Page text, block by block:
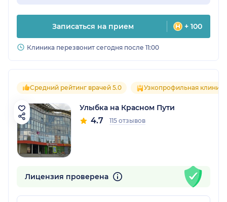
Записаться на прием + 100
Клиника перезвонит сегодня после 11:00
Средний рейтинг врачей 5.0 Узкопрофильная клиника
Улыбка на Красном Пути
4.7 115 отзывов
Лицензия проверена